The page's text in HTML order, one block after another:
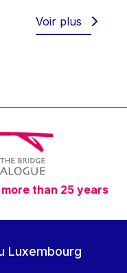
Voir plus
than 25 years
Luxembourg